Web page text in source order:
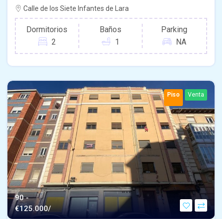
Calle de los Siete Infantes de Lara
Dormitorios
2
Baños
1
Parking
NA
Piso Venta
90 -
€125.000/